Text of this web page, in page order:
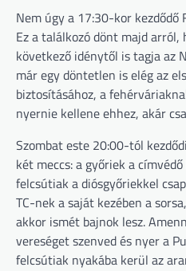
Nem úgy a 17:30-kor kezdődő
Ez a találkozó dönt majd arról,
következő idénytől is tagja az
már egy döntetlen is elég az
biztosításához, a
nyernie kellene ehhez, akár
Szombat este 20:00-tól
két meccs: a győriek a
felcsútiak a diósgyőriekkel
TC-nek a saját kezében a
akkor ismét bajnok lesz.
vereséget szenved és nyer a
felcsútiak nyakába kerül az